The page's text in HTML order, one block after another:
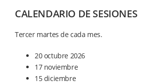
CALENDARIO DE SESIONES
Tercer martes de cada mes.
20 octubre 2026
17 noviembre
15 diciembre